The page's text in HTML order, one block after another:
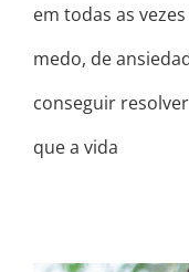
em todas as
medo, de
conseguir
que a vida